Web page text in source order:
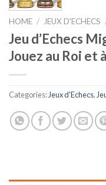
HOME / JEUX D'ECHECS
Jeu d’Echecs
Jouez au Roi et
Categories: Jeux d'Echecs,